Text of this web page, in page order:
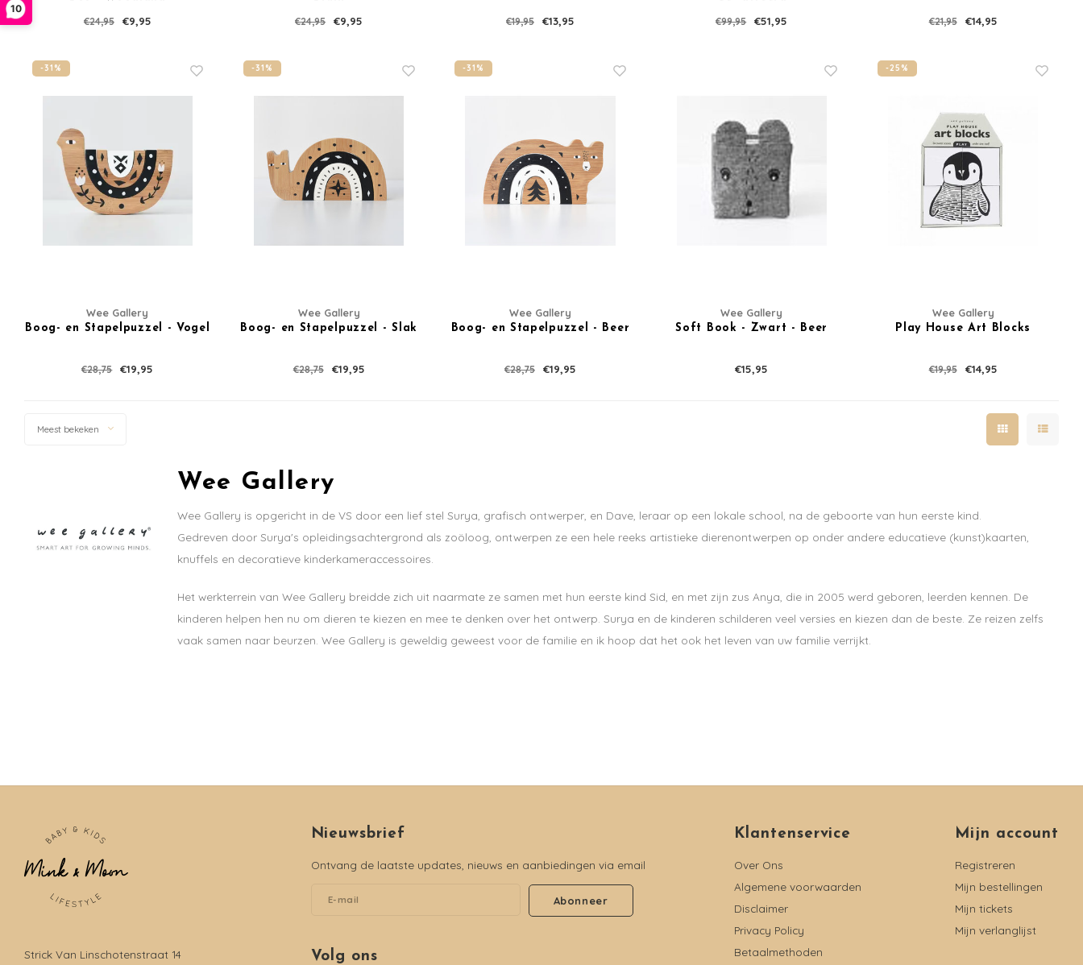
10
€24,95
€9,95
€24,95
€9,95 €19,95 €13,95
€99,95
€51,95 €21,95 €14,95
-31%
Wee Gallery
Boog- en Stapelpuzzel - Vogel
€28,75 €19,95
-31%
Wee Gallery
Boog- en Stapelpuzzel - Slak
€28,75 €19,95
-31%
Wee Gallery
Boog- en Stapelpuzzel - Beer
€28,75 €19,95
Wee Gallery
Soft Book - Zwart - Beer
€15,95
-25%
Wee Gallery
Play House Art Blocks
€19,95 €14,95
Meest bekeken
Wee Gallery
Wee Gallery is opgericht in de VS door een lief stel Surya, grafisch ontwerper, en Dave, leraar op een lokale school, na de geboorte van hun eerste kind.
Gedreven door Surya's opleidingsachtergrond als zoöloog, ontwerpen ze een hele reeks artistieke dierenontwerpen op onder andere educatieve (kunst)kaarten,
knuffels en decoratieve kinderkameraccessoires.
Het werkterrein van Wee Gallery breidde zich uit naarmate ze samen met hun eerste kind Sid, en met zijn zus Anya, die in 2005 werd geboren, leerden kennen. De
kinderen helpen hen nu om dieren te kiezen en mee te denken over het ontwerp. Surya en de kinderen schilderen veel versies en kiezen dan de beste. Ze reizen zelfs
vaak samen naar beurzen. Wee Gallery is geweldig geweest voor de familie en ik hoop dat het ook het leven van uw familie verrijkt.
Strick Van Linschotenstraat 14
Nieuwsbrief
Ontvang de laatste updates, nieuws en aanbiedingen via email
Abonneer
Volg ons
Klantenservice
Over Ons
Algemene voorwaarden
Disclaimer
Privacy Policy
Betaalmethoden
Mijn account
Registreren
Mijn bestellingen
Mijn tickets
Mijn verlanglijst